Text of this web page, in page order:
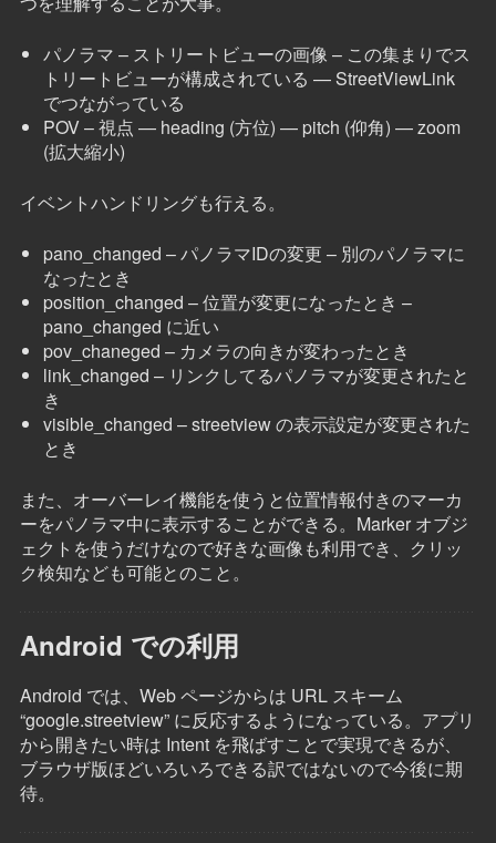
パノラマ – ストリートビューの画像 – この集まりでス
トリートビューが構成されている — StreetViewLink
でつながっている
POV – 視点 — heading (方位) — pitch (仰角) — zoom
(拡大縮小)
イベントハンドリングも行える。
pano_changed – パノラマIDの変更 – 別のパノラマに
なったとき
position_changed – 位置が変更になったとき –
pano_changed に近い
pov_chaneged – カメラの向きが変わったとき
link_changed – リンクしてるパノラマが変更されたと
き
visible_changed – streetview の表示設定が変更された
とき
また、オーバーレイ機能を使うと位置情報付きのマーカ
ーをパノラマ中に表示することができる。Marker オブジ
ェクトを使うだけなので好きな画像も利用でき、クリッ
ク検知なども可能とのこと。
Android での利用
Android では、Web ページからは URL スキーム
“google.streetview” に反応するようになっている。アプリ
から開きたい時は Intent を飛ばすことで実現できるが、
ブラウザ版ほどいろいろできる訳ではないので今後に期
待。